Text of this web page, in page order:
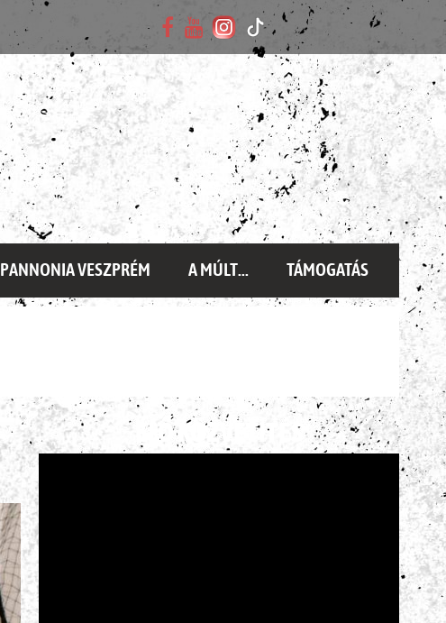
PANNONIA VESZPRÉM A MÚLT... TÁMOGATÁS
ÉLŐ KÖZVETÍTÉS